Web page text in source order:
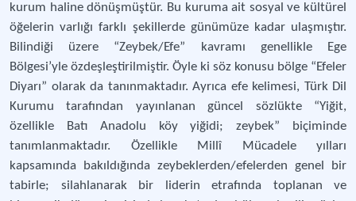
kurum haline dönüşmüştür. Bu kuruma ait sosyal ve kültürel
öğelerin varlığı farklı şekillerde günümüze kadar ulaşmıştır.
Bilindiği üzere “Zeybek/Efe” kavramı genellikle Ege
Bölgesi’yle özdeşleştirilmiştir. Öyle ki söz konusu bölge “Efeler
Diyarı” olarak da tanınmaktadır. Ayrıca efe kelimesi, Türk Dil
Kurumu tarafından yayınlanan güncel sözlükte “Yiğit,
özellikle Batı Anadolu köy yiğidi; zeybek” biçiminde
tanımlanmaktadır. Özellikle Millî Mücadele yılları
kapsamında bakıldığında zeybeklerden/efelerden genel bir
tabirle; silahlanarak bir liderin etrafında toplanan ve